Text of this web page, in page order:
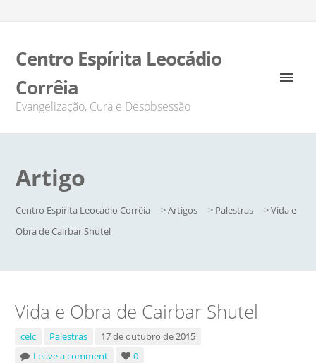
Centro Espírita Leocádio
Corrêia
Evangelização, Cura e Desobsessão
Artigo
Centro Espírita Leocádio Corrêia >Artigos > Palestras >Vida e
Obra de Cairbar Shutel
Vida e Obra de Cairbar Shutel
celc Palestras
17 de outubro de 2015
Leave a comment
0